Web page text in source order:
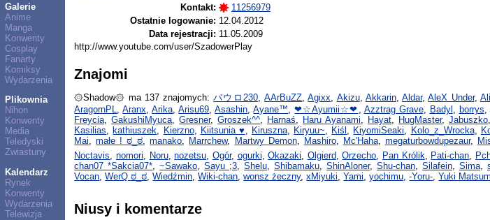
Galerie
Anime
Manga
Konwenty
Cosplay
Fanarty
Komiksy
Wydarzenia
Plikownia
Nihon
Konwenty
Media
Teledyski
Zwiastuny
Kalendarz
Rynek
Konwenty
Wydarzenia
Telewizja
Kontakt:
11256979
Ostatnie logowanie: 12.04.2012
Data rejestracji: 11.05.2009
http://www.youtube.com/user/SzadowerPlay
Znajomi
۞Shadow۞ ma 137 znajomych:バウロ230,AArBuZZ,Agixx, Akizu, Akkarin,Aldar,AleX Under,
AragornPL,Aranx,Arika,Arisu69,Asashin,Ayane™,❤☆Ayumii☆❤ , Azztrag Grave, Badyl , borrys,
Freycia,GakushiMyuca,Gresner,Groszek^^, Harnaś, Haru Ayanami, Hayat, HugMaster,Jabuszko
Kasilias, kathiuszek, Kierzno, Kiitsunia ♥ , Kiruszna, Kiryuu~, Kiśl , KiyomiSeaki, Kolo_z_Wrocka,
Mai,małe ! ಠ_ಠ,manako, Marrchew, Martwy Demon, Mashiro, Mc'Haha, megaturbowdupezaur,
Noctavis, nomori, Noru,nozetsu, Ogór, ogurki,Okazaki, Olgierd,Orzecho, Pan Królik, Pati-chan,
chan07 *Sakcia07*,~Sawako,Sayu ;3,Shelu,Shibamaku,ShinAloner,Shu-chan,Silafein,Sima,
Vocan,WerQ ಠ_ಠ,Wiedźmin,Wiki-chan,wonsz żeczny,xMiyuki,Yami,yochimu,-Yoru-,Yuki
Niusy i komentarze